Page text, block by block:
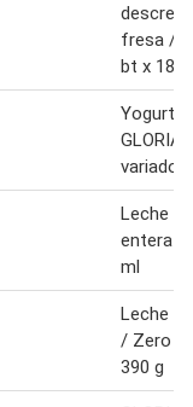
fresa /
bt x 180
Yogurt
GLORIA
Leche
entera
ml
Leche
/ Zero
390 g